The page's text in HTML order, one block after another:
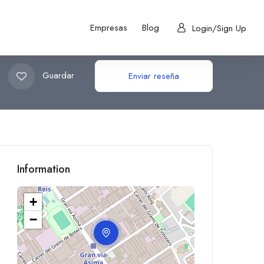
Empresas Blog Login/Sign Up
Guardar Enviar reseña
Information
+
−